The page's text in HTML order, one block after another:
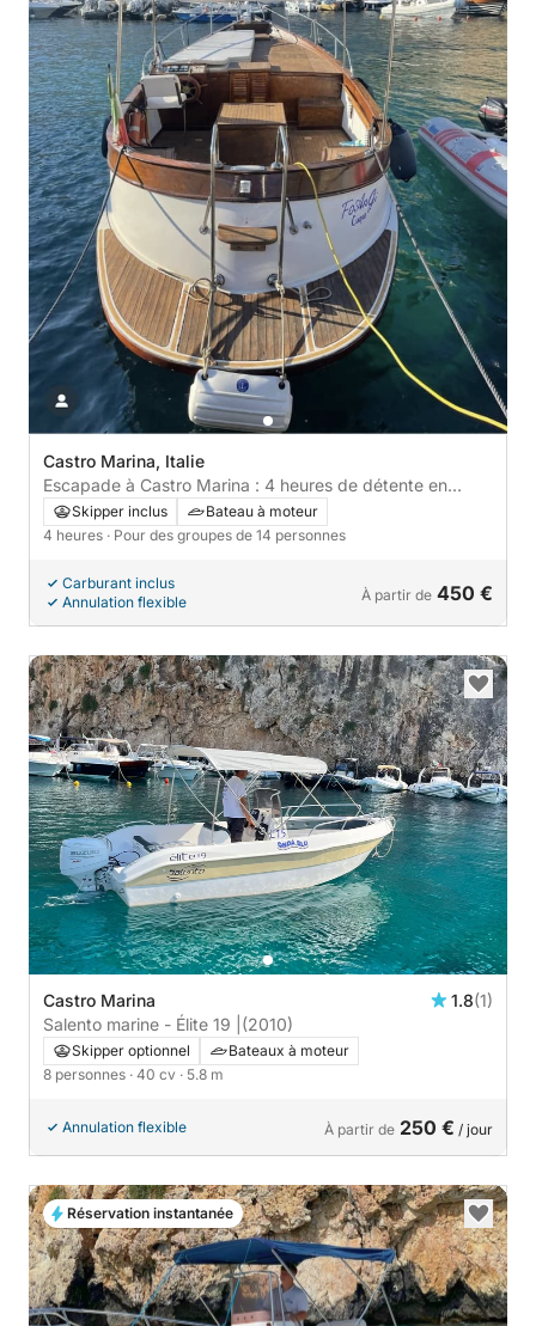
Castro Marina, Italie
Escapade à Castro Marina : 4 heures de détente en
bateau à moteur
Skipper inclus
Bateau à moteur
4 heures · Pour des groupes de 14 personnes
Carburant inclus
Annulation flexible
À partir de 450 €
Castro Marina 1.8(1)
Salento marine - Élite 19 | (2010)
Skipper optionnel
Bateaux à moteur
8 personnes · 40 cv · 5.8 m
Annulation flexible À partir de 250 € / jour
Réservation instantanée